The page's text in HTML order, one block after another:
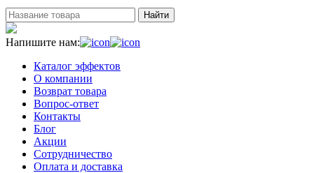
Найти
Напишите нам:
Каталог эффектов
О компании
Возврат товара
Вопрос-ответ
Контакты
Блог
Акции
Сотрудничество
Оплата и доставка